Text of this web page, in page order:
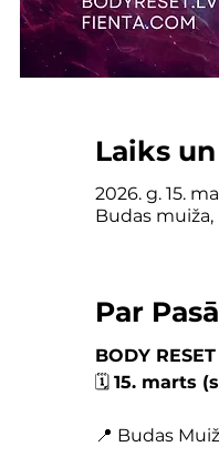
Laiks
2026. g. 15.
Budas muiža,
Par
BODY RESET
🗓️ 15. marts
📍 Budas